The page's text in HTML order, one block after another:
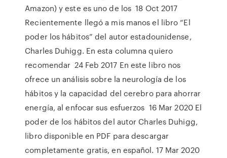
Amazon) y este es uno de los 18 Oct 2017
Recientemente llegó a mis manos el libro “El
poder los hábitos” del autor estadounidense,
Charles Duhigg. En esta columna quiero
recomendar 24 Feb 2017 En este libro nos
ofrece un análisis sobre la neurología de los
hábitos y la capacidad del cerebro para ahorrar
energía, al enfocar sus esfuerzos 16 Mar 2020 El
poder de los hábitos del autor Charles Duhigg,
libro disponible en PDF para descargar
completamente gratis, en español. 17 Mar 2020